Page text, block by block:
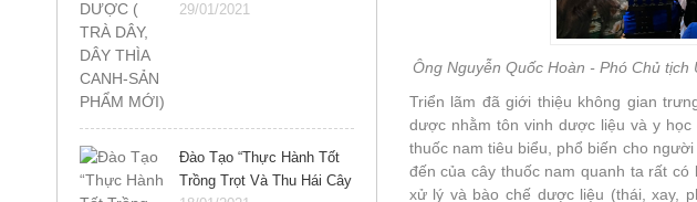
SẢN PHẨM MỚI)
29/01/2021
Đào Tạo “Thực Hành Tốt
Trồng Trọt Và Thu Hái Cây
Ông Nguyễn Quốc Hoàn - Phó Chủ
Triển lãm đã giới thiệu không gian
dược nhằm tôn vinh dược liệu và y
thuốc nam tiêu biểu, phổ biến cho
đến của cây thuốc nam quanh ta rất
xử lý và bào chế dược liệu (thái, xay,